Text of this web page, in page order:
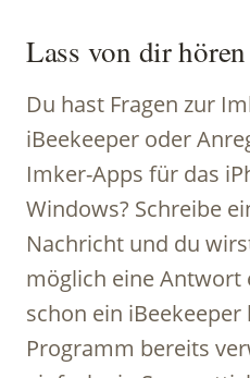
Lass von dir
Du hast Fragen zur
iBeekeeper oder
Imker-Apps für das
Windows? Schreibe
Nachricht und du
möglich eine Antwort
schon ein iBeekeeper
Programm bereits